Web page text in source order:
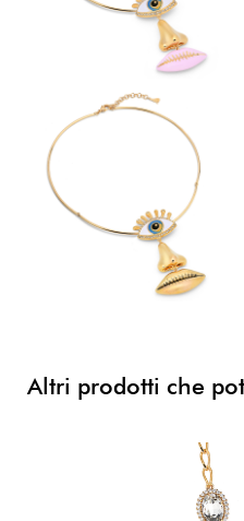
Altri prodotti che